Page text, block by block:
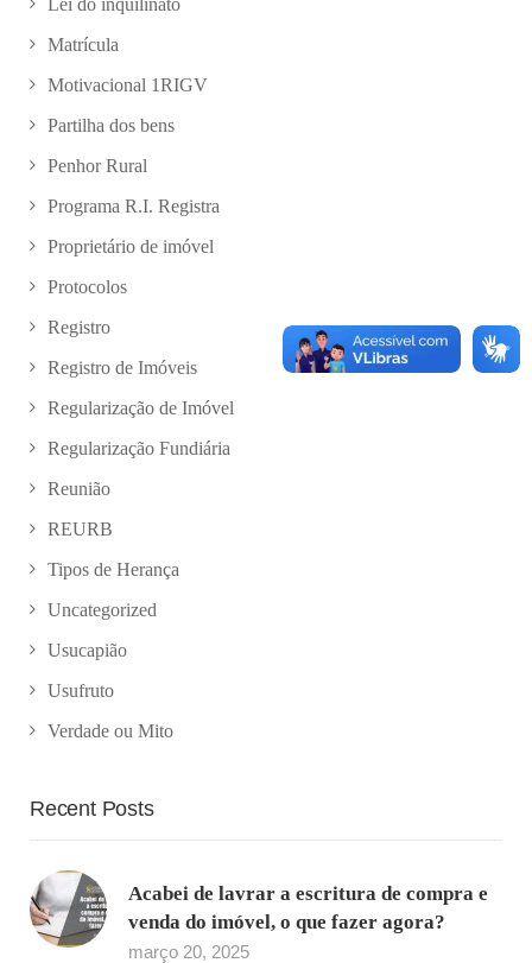
Lei do inquilinato
Matrícula
Motivacional 1RIGV
Partilha dos bens
Penhor Rural
Programa R.I. Registra
Proprietário de imóvel
Protocolos
Registro
Registro de Imóveis
Regularização de Imóvel
Regularização Fundiária
Reunião
REURB
Tipos de Herança
Uncategorized
Usucapião
Usufruto
Verdade ou Mito
Recent Posts
Acabei de lavrar a escritura de compra e
venda do imóvel, o que fazer agora?
março 20, 2025